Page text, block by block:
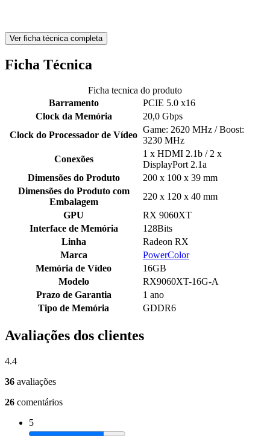
Ver ficha técnica completa
Ficha Técnica
Ficha tecnica do produto
Barramento
PCIE 5.0 x16
Clock da Memória
20,0 Gbps
Clock do Processador de Vídeo
Game: 2620 MHz / Boost:
3230 MHz
Conexões
1 x HDMI 2.1b / 2 x
DisplayPort 2.1a
Dimensões do Produto
200 x 100 x 39 mm
Dimensões do Produto com
Embalagem
220 x 120 x 40 mm
GPU
RX 9060XT
Interface de Memória
128Bits
Linha
Radeon RX
Marca
PowerColor
Memória de Vídeo
16GB
Modelo
RX9060XT-16G-A
Prazo de Garantia
1 ano
Tipo de Memória
GDDR6
Avaliações dos clientes
4.4
36 avaliações
26 comentários
5